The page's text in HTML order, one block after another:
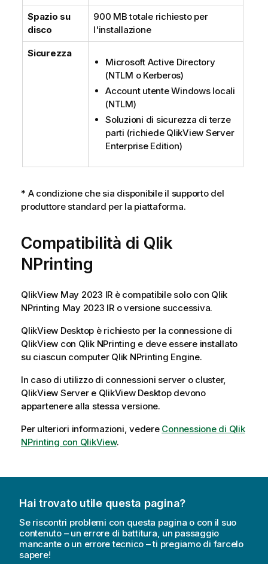
Spazio su
disco
900 MB totale richiesto per
l'installazione
Sicurezza
Microsoft Active Directory
(NTLM o Kerberos)
Account utenteWindowslocali
(NTLM)
Soluzioni di sicurezza di terze
parti (richiede QlikView Server
Enterprise Edition)
* A condizione che sia disponibile il supporto del
produttore standard per la piattaforma.
Compatibilità di Qlik
NPrinting
QlikView May 2023 IR è compatibile solo con Qlik
NPrinting May 2023 IR o versione successiva.
QlikView Desktop è richiesto per la connessione di
QlikView con Qlik NPrinting e deve essere installato
su ciascun computer Qlik NPrinting Engine.
In caso di utilizzo di connessioni server o cluster,
QlikView Servere QlikView Desktopdevono
appartenere alla stessa versione.
Per ulteriori informazioni, vedere Connessione di Qlik
NPrinting con QlikView.
Hai trovato utile questa pagina?
Se riscontri problemi con questa pagina o con il suo
contenuto – un errore di battitura, un passaggio
mancante o un errore tecnico – ti pregiamo di farcelo
sapere!